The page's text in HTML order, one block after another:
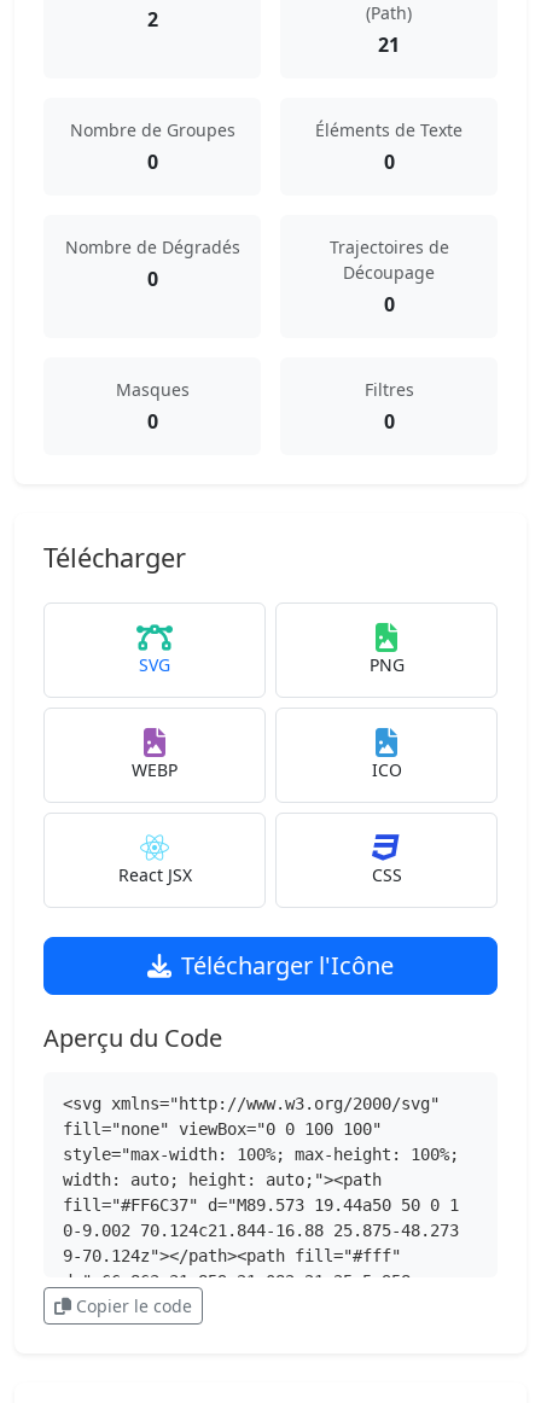
2
(Path)
21
Nombre de Groupes
0
Éléments de Texte
0
Nombre de Dégradés
0
Trajectoires de
Découpage
0
Masques
0
Filtres
0
Télécharger
SVG PNG
WEBP ICO
React JSX CSS
Télécharger l'Icône
Aperçu du Code
<svg xmlns="http://www.w3.org/2000/svg"
fill="none" viewBox="0 0 100 100"
style="max-width: 100%; max-height: 100%;
width: auto; height: auto;"><path
fill="#FF6C37" d="M89.573 19.44a50 50 0 1
0-9.002 70.124c21.844-16.88 25.875-48.273
9-70.124z"></path><path fill="#fff"
d="m66.863 31.859-21.082 21.25-5.958-
6.125c20.75-20.75 22.833-18.875 27.042-
Copier le code